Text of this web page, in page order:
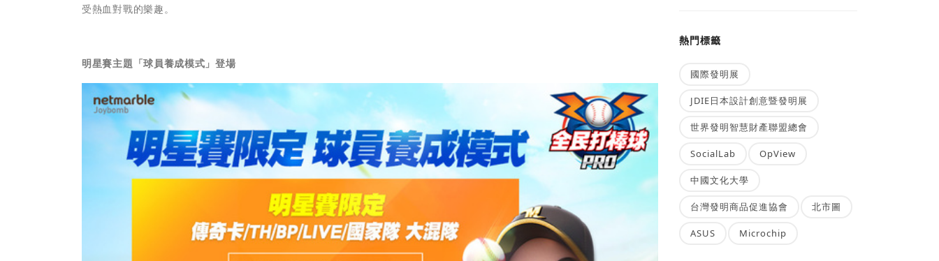
受熱血對戰的樂趣。
明星賽主題「球員養成模式」登場
熱門標籤
國際發明展
JDIE日本設計創意暨發明展
世界發明智慧財產聯盟總會
SocialLab OpView
中國文化大學
台灣發明商品促進協會 北市圖
ASUS Microchip